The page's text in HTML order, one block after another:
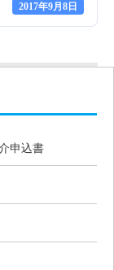
申込書
2017年9月8日